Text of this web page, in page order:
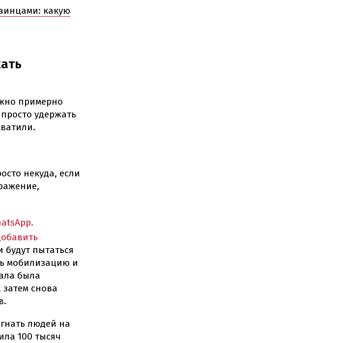
какую
примерно
удержать
некуда, если
пытаться
мобилизацию и
была
снова
людей на
100 тысяч